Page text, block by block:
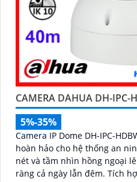
CAMERA DAHUA DH-IPC-
5%-35%
Camera IP Dome DH-IPC-
hoàn hảo cho hệ thống an
nét và tầm nhìn hồng ngoại
ràng cả ngày lẫn đêm. Tích hợp công nghệ AI thông minh